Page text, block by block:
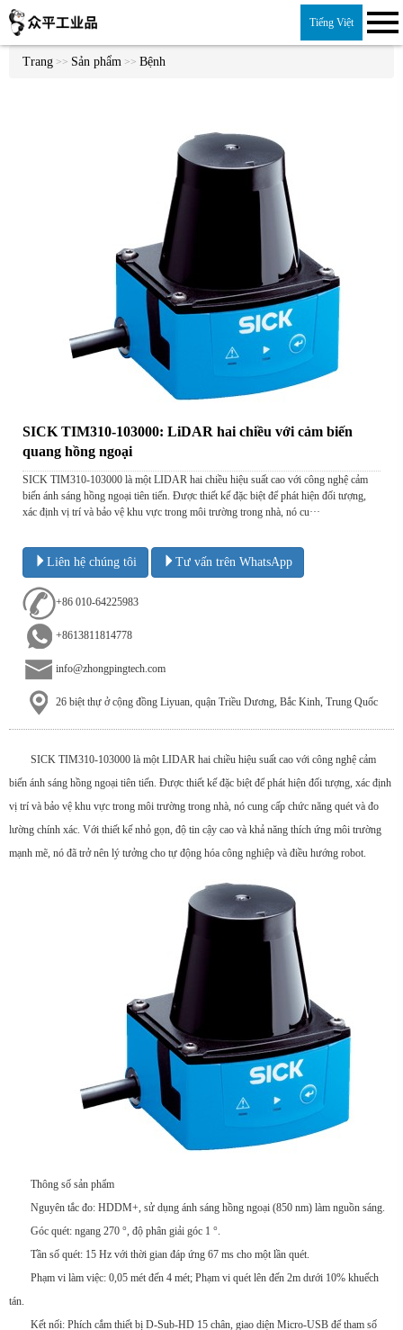
Tiếng Việt
Trang >> Sản phẩm >> Bệnh
SICK TIM310-103000: LiDAR hai chiều với cảm biến
quang hồng ngoại
SICK TIM310-103000 là một LIDAR hai chiều hiệu suất cao với công nghệ cảm
biến ánh sáng hồng ngoại tiên tiến. Được thiết kế đặc biệt để phát hiện đối tượng,
xác định vị trí và bảo vệ khu vực trong môi trường trong nhà, nó cu···
Liên hệ chúng tôi Tư vấn trên WhatsApp
+86 010-64225983
+8613811814778
info@zhongpingtech.com
26 biệt thự ở cộng đồng Liyuan, quận Triều Dương, Bắc Kinh, Trung Quốc
SICK TIM310-103000 là một LIDAR hai chiều hiệu suất cao với công nghệ cảm
biến ánh sáng hồng ngoại tiên tiến. Được thiết kế đặc biệt để phát hiện đối tượng, xác định
vị trí và bảo vệ khu vực trong môi trường trong nhà, nó cung cấp chức năng quét và đo
lường chính xác. Với thiết kế nhỏ gọn, độ tin cậy cao và khả năng thích ứng môi trường
mạnh mẽ, nó đã trở nên lý tưởng cho tự động hóa công nghiệp và điều hướng robot.
Thông số sản phẩm
Nguyên tắc đo: HDDM+, sử dụng ánh sáng hồng ngoại (850 nm) làm nguồn sáng.
Góc quét: ngang 270 °, độ phân giải góc 1 °.
Tần số quét: 15 Hz với thời gian đáp ứng 67 ms cho một lần quét.
Phạm vi làm việc: 0,05 mét đến 4 mét; Phạm vi quét lên đến 2m dưới 10% khuếch
tán.
Kết nối: Phích cắm thiết bị D-Sub-HD 15 chân, giao diện Micro-USB để tham số